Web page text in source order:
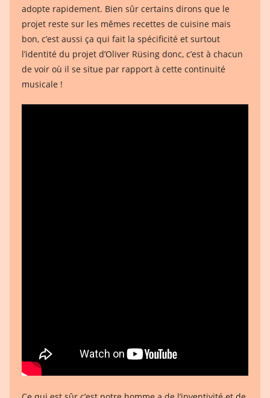
adopte rapidement. Bien sûr certains dirons que le
projet reste sur les mêmes recettes de cuisine mais
bon, c’est aussi ça qui fait la spécificité et surtout
l’identité du projet d’Oliver Rüsing donc, c’est à chacun
de voir où il se situe par rapport à cette continuité
musicale !